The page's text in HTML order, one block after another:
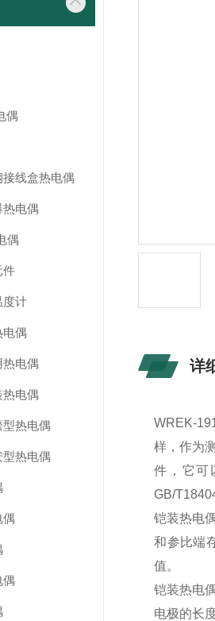
偶
线盒热电偶
电偶
偶
件
度计
电偶
热电偶
电偶
热电偶
热电偶
偶
偶
详
WREK-
样，作为
件，它可
GB/
铠装热电
和参比端
值。
铠装热电
电极的长